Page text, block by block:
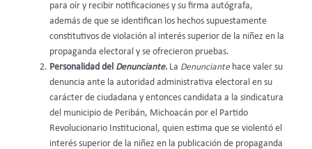
para oír y recibir notificaciones y su firma autógrafa,
además de que se identifican los hechos supuestamente
constitutivos de violación al interés superior de la niñez en la
propaganda electoral y se ofrecieron pruebas.
Personalidad del Denunciante. La Denunciante hace valer su
denuncia ante la autoridad administrativa electoral en su
carácter de ciudadana y entonces candidata a la sindicatura
del municipio de Peribán, Michoacán por el Partido
Revolucionario Institucional, quien estima que se violentó el
interés superior de la niñez en la publicación de propaganda